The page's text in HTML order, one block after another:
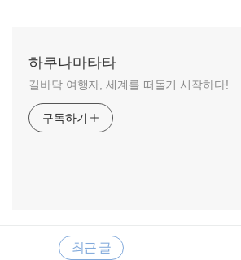
하쿠나마타타
길바닥 여행자, 세계를 떠돌기 시작하다!
구독하기
RECENTLY
최근 글